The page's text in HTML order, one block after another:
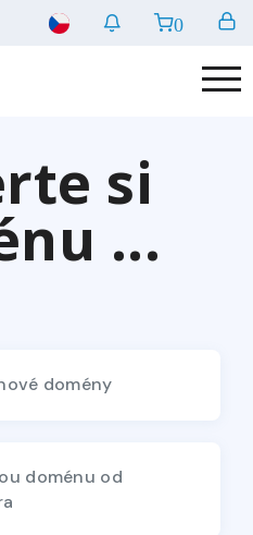
0
si
...
domény
doménu od